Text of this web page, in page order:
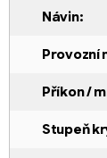
Návin:
Provozní
Příkon / m
Stupeň